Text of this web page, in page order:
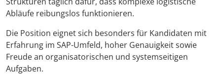
Abläufe reibungslos funktionieren.
Die Position eignet sich besonders für Kandidaten mit
Erfahrung im SAP-Umfeld, hoher Genauigkeit sowie
Freude an organisatorischen und systemseitigen
Aufgaben.